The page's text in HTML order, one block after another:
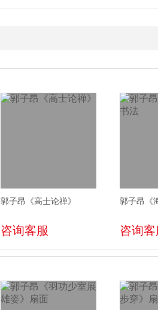
郭子昂《高士论禅》
咨询客服
郭子昂《
咨询客